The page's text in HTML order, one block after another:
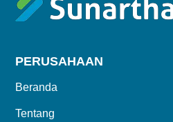
PERUSAHAAN
Beranda
Tentang